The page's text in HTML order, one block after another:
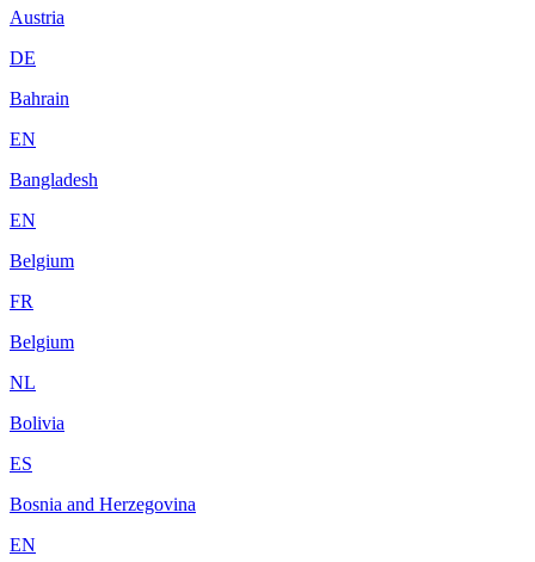
Austria
DE
Bahrain
EN
Bangladesh
EN
Belgium
FR
Belgium
NL
Bolivia
ES
Bosnia and Herzegovina
EN